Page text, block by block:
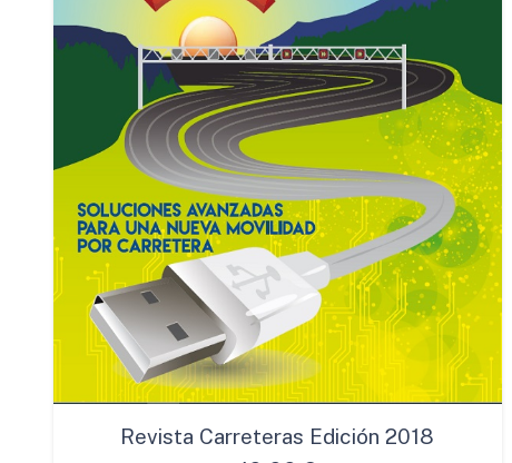
Revista Carreteras Edición 2018